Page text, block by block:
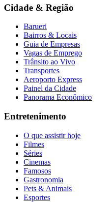
Cidade & Região
Barueri
Bairros & Locais
Guia de Empresas
Vagas de Emprego
Trânsito ao Vivo
Transportes
Aeroporto Express
Painel da Cidade
Panorama Econômico
Entretenimento
O que assistir hoje
Filmes
Séries
Cinemas
Famosos
Gastronomia
Pets & Animais
Esportes